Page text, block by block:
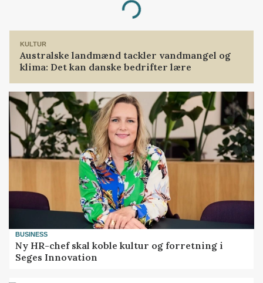
Loading...
KULTUR
Australske landmænd tackler vandmangel og
klima: Det kan danske bedrifter lære
BUSINESS
Ny HR-chef skal koble kultur og forretning i
Seges Innovation